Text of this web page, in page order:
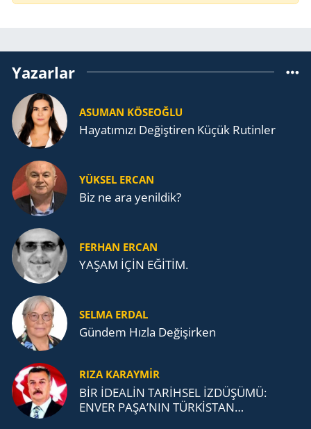
Yazarlar
ASUMAN KÖSEOĞLU
Ha­ya­tı­mı­zı De­ğiş­ti­ren Küçük Ru­tin­ler
YÜKSEL ERCAN
Biz ne ara yenildik?
FERHAN ERCAN
YAŞAM İÇİN EĞİTİM.
SELMA ERDAL
Gündem Hızla Değişirken
RIZA KARAYMIR
BİR İDEALİN TARİHSEL İZDÜŞÜMÜ:
ENVER PAŞA’NIN TÜRKİSTAN